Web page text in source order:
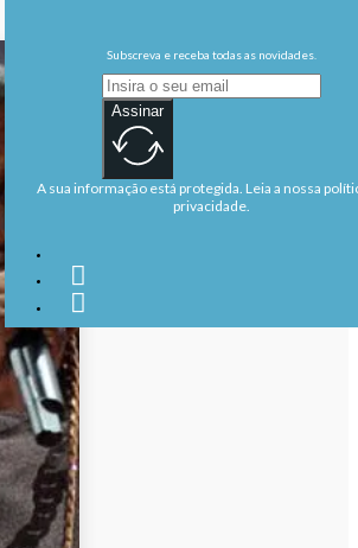
Subscreva e receba todas as novidades.
Assinar
A sua informação está protegida. Leia a nossa
privacidade.